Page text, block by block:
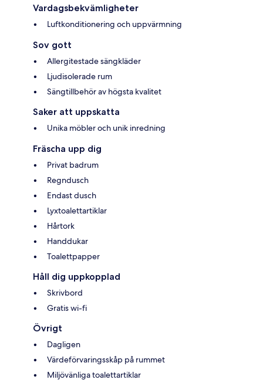
Vardagsbekvämligheter
Luftkonditionering och uppvärmning
Sov gott
Allergitestade sängkläder
Ljudisolerade rum
Sängtillbehör av högsta kvalitet
Saker att uppskatta
Unika möbler och unik inredning
Fräscha upp dig
Privat badrum
Regndusch
Endast dusch
Lyxtoalettartiklar
Hårtork
Handdukar
Toalettpapper
Håll dig uppkopplad
Skrivbord
Gratis wi-fi
Övrigt
Dagligen
Värdeförvaringsskåp på rummet
Miljövänliga toalettartiklar